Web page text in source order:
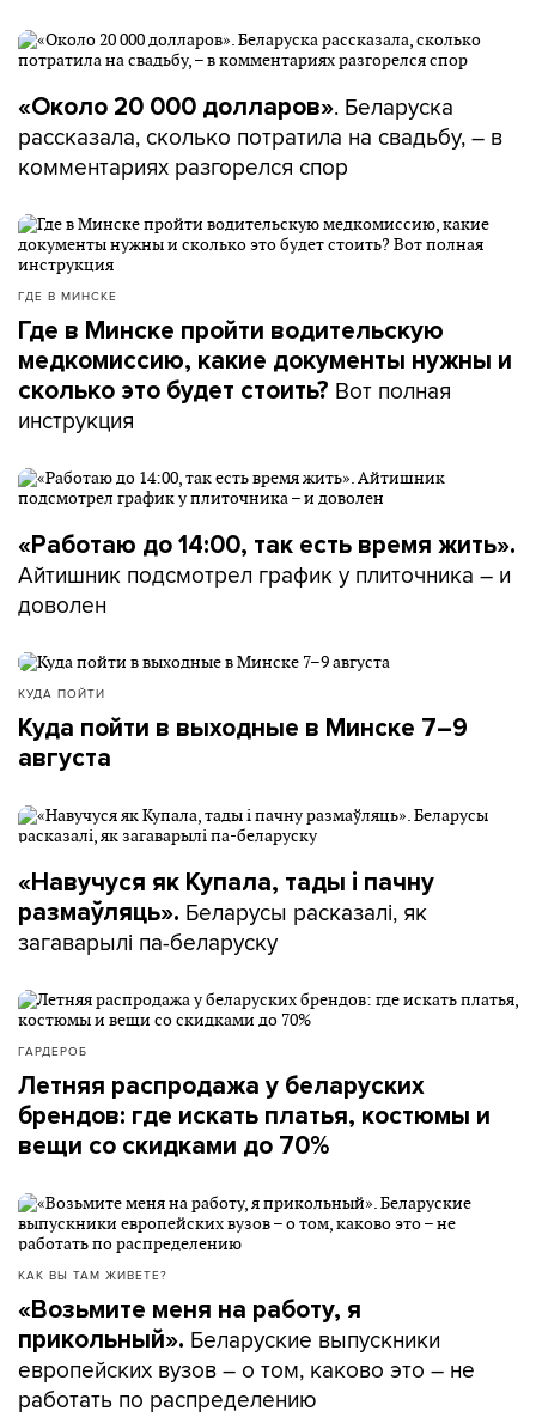
«Около 20 000 долларов». Беларуска
рассказала, сколько потратила на свадьбу, – в
комментариях разгорелся спор
ГДЕ В МИНСКЕ
Где в Минске пройти водительскую
медкомиссию, какие документы нужны и
сколько это будет стоить? Вот полная
инструкция
«Работаю до 14:00, так есть время жить».
Айтишник подсмотрел график у плиточника – и
доволен
КУДА ПОЙТИ
Куда пойти в выходные в Минске 7–9
августа
«Навучуся як Купала, тады і пачну
размаўляць». Беларусы расказалі, як
загаварылі па-беларуску
ГАРДЕРОБ
Летняя распродажа у беларуских
брендов: где искать платья, костюмы и
вещи со скидками до 70%
КАК ВЫ ТАМ ЖИВЕТЕ?
«Возьмите меня на работу, я
прикольный». Беларуские выпускники
европейских вузов – о том, каково это – не
работать по распределению